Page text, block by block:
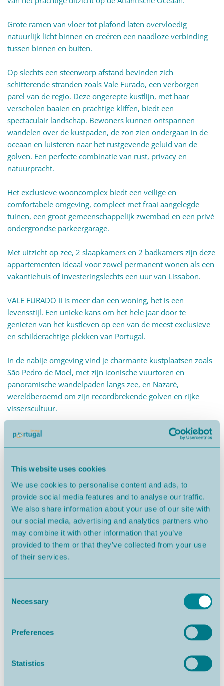
This website uses cookies
We use cookies to personalise content and ads, to
provide social media features and to analyse our traffic.
We also share information about your use of our site with
our social media, advertising and analytics partners who
may combine it with other information that you’ve
provided to them or that they’ve collected from your use
of their services.
Selection
Necessary
Preferences
Statistics
Grote ramen van vloer tot plafond laten overvloedig
natuurlijk licht binnen en creëren een naadloze verbinding
tussen binnen en buiten.
Op slechts een steenworp afstand bevinden zich
schitterende stranden zoals Vale Furado, een verborgen
parel van de regio. Deze ongerepte kustlijn, met haar
verscholen baaien en prachtige kliffen, biedt een
spectaculair landschap. Bewoners kunnen ontspannen
wandelen over de kustpaden, de zon zien ondergaan in de
oceaan en luisteren naar het rustgevende geluid van de
golven. Een perfecte combinatie van rust, privacy en
natuurpracht.
Het exclusieve wooncomplex biedt een veilige en
comfortabele omgeving, compleet met fraai aangelegde
tuinen, een groot gemeenschappelijk zwembad en een privé
ondergrondse parkeergarage.
Met uitzicht op zee, 2 slaapkamers en 2 badkamers zijn deze
appartementen ideaal voor zowel permanent wonen als een
vakantiehuis of investeringslechts een uur van Lissabon.
VALE FURADO II is meer dan een woning, het is een
levensstijl. Een unieke kans om het hele jaar door te
genieten van het kustleven op een van de meest exclusieve
en schilderachtige plekken van Portugal.
In de nabije omgeving vind je charmante kustplaatsen zoals
São Pedro de Moel, met zijn iconische vuurtoren en
panoramische wandelpaden langs zee, en Nazaré,
wereldberoemd om zijn recordbrekende golven en rijke
visserscultuur.
-----------
De appartementen van VALE FURADO II profiteren van ons
SIMPLE LIFE HOME BUYER-systeem, ondersteund door een
team met meer dan 30 jaar ervaring in het begeleiden van
internationale kopers en ontworpen om het kopen in
Portugal Eenvoudig, Veilig en Stressvrij te maken.
Van het vinden van uw droomhuis of investering tot
vergunningen en certificering, aansluitingen op
boekhoudkundige en fiscale ondersteuning, vastgoedbeheer
betrouwbare organisatie, waarbij uw toegewijde Client
Navigator u gedurende het hele proces begeleidt. Exclusief